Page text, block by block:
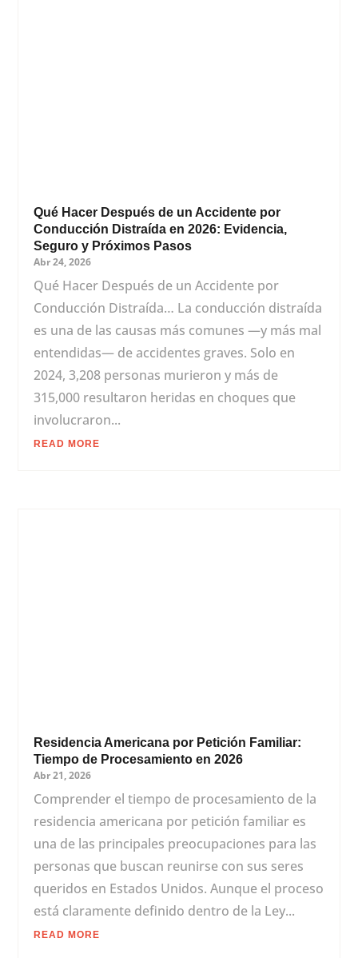
Qué Hacer Después de un Accidente por
Conducción Distraída en 2026: Evidencia,
Seguro y Próximos Pasos
Abr 24, 2026
Qué Hacer Después de un Accidente por
Conducción Distraída… La conducción distraída
es una de las causas más comunes —y más mal
entendidas— de accidentes graves. Solo en
2024, 3,208 personas murieron y más de
315,000 resultaron heridas en choques que
involucraron...
READ MORE
Residencia Americana por Petición Familiar:
Tiempo de Procesamiento en 2026
Abr 21, 2026
Comprender el tiempo de procesamiento de la
residencia americana por petición familiar es
una de las principales preocupaciones para las
personas que buscan reunirse con sus seres
queridos en Estados Unidos. Aunque el proceso
está claramente definido dentro de la Ley...
READ MORE